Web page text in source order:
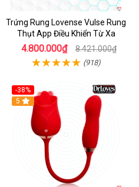
Trứng Rung Lovense Vulse Rung
Thụt App Điều Khiển Từ Xa
4.800.000₫ 8.421.000₫
(918)
-38%
Hot
5